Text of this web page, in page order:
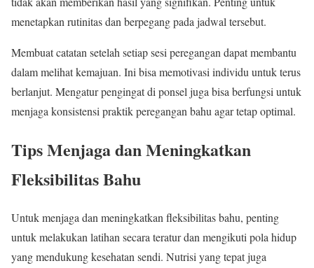
menetapkan rutinitas dan berpegang pada jadwal tersebut.
Membuat catatan setelah setiap sesi peregangan dapat membantu
dalam melihat kemajuan. Ini bisa memotivasi individu untuk terus
berlanjut. Mengatur pengingat di ponsel juga bisa berfungsi untuk
menjaga konsistensi praktik peregangan bahu agar tetap optimal.
Tips Menjaga dan Meningkatkan
Fleksibilitas Bahu
Untuk menjaga dan meningkatkan fleksibilitas bahu, penting
untuk melakukan latihan secara teratur dan mengikuti pola hidup
yang mendukung kesehatan sendi. Nutrisi yang tepat juga